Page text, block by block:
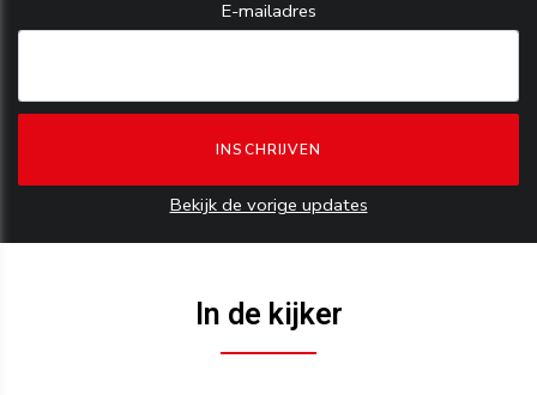
E-mailadres
Bekijk de vorige updates
In de kijker